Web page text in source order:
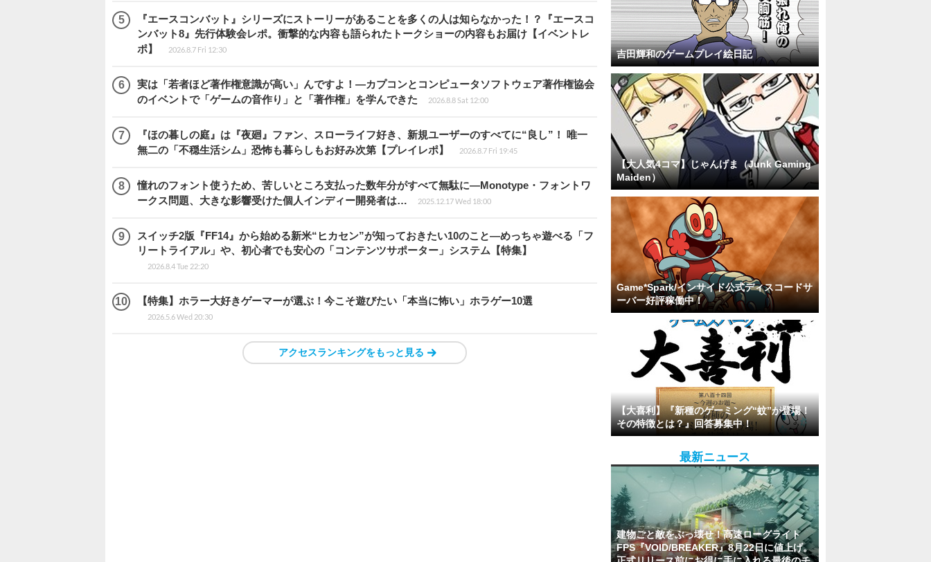
『エースコンバット』シリーズにストーリーがあることを多くの人は知らなかった！？『エースコ
ンバット8』先行体験会レポ。衝撃的な内容も語られたトークショーの内容もお届け【イベントレ
ポ】
2026.8.7 Fri 12:30
実は「若者ほど著作権意識が高い」んですよ！―カプコンとコンピュータソフトウェア著作権協会
のイベントで「ゲームの音作り」と「著作権」を学んできた
2026.8.8 Sat 12:00
『ほの暮しの庭』は『夜廻』ファン、スローライフ好き、新規ユーザーのすべてに“良し”！ 唯一
無二の「不穏生活シム」恐怖も暮らしもお好み次第【プレイレポ】
2026.8.7 Fri 19:45
憧れのフォント使うため、苦しいところ支払った数年分がすべて無駄に―Monotype・フォントワ
ークス問題、大きな影響受けた個人インディー開発者は…
2025.12.17 Wed 18:00
スイッチ2版『FF14』から始める新米“ヒカセン”が知っておきたい10のこと―めっちゃ遊べる「フ
リートライアル」や、初心者でも安心の「コンテンツサポーター」システム【特集】
2026.8.4 Tue 22:20
【特集】ホラー大好きゲーマーが選ぶ！今こそ遊びたい「本当に怖い」ホラゲー10選
2026.5.6 Wed 20:30
アクセスランキングをもっと見る
吉田輝和のゲームプレイ絵日記
【大人気4コマ】じゃんげま（Junk Gaming
Maiden）
Game*Spark/インサイド公式ディスコードサ
ーバー好評稼働中！
【大喜利】『新種のゲーミング“蚊”が登場！
その特徴とは？』回答募集中！
最新ニュース
建物ごと敵をぶっ壊せ！高速ローグライト
FPS『VOID/BREAKER』8月22日に値上げ。